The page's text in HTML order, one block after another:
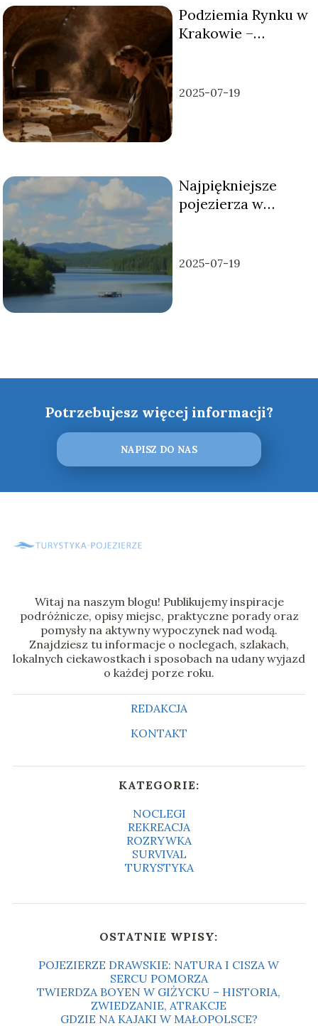
Podziemia Rynku w
Krakowie –
2025-07-19
Najpiękniejsze
pojezierza w
2025-07-19
Potrzebujesz więcej informacji?
NAPISZ DO NAS
Witaj na naszym blogu! Publikujemy inspiracje
podróżnicze, opisy miejsc, praktyczne porady oraz
pomysły na aktywny wypoczynek nad wodą.
Znajdziesz tu informacje o noclegach, szlakach,
lokalnych ciekawostkach i sposobach na udany wyjazd
o każdej porze roku.
REDAKCJA
KONTAKT
KATEGORIE:
NOCLEGI
REKREACJA
ROZRYWKA
SURVIVAL
TURYSTYKA
OSTATNIE WPISY:
POJEZIERZE DRAWSKIE: NATURA I CISZA W
SERCU POMORZA
TWIERDZA BOYEN W GIŻYCKU – HISTORIA,
ZWIEDZANIE, ATRAKCJE
GDZIE NA KAJAKI W MAŁOPOLSCE?